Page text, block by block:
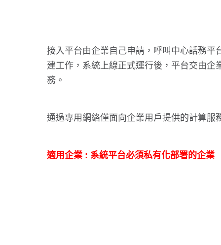
接入平台由企業自己申請，呼叫中心話務
建工作，系統上線正式運行後，平台交由
務。
通過專用網絡僅面向企業用戶提供的計算
適用企業 : 系統平台必須私有化部署的企業